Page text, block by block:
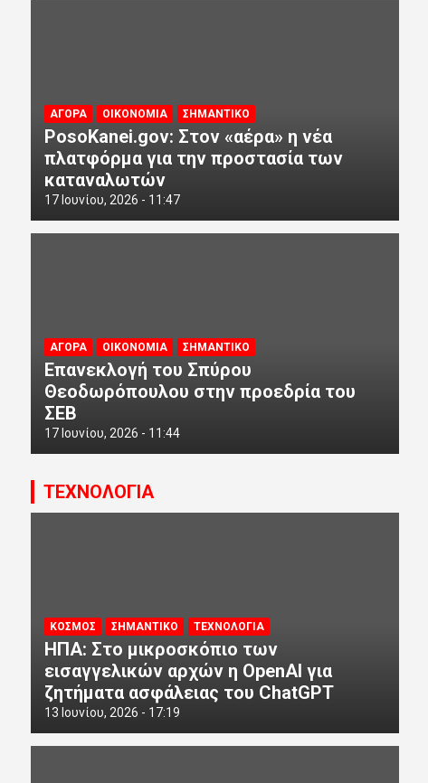
ΑΓΟΡΑ ΟΙΚΟΝΟΜΙΑ ΣΗΜΑΝΤΙΚΟ
PosoKanei.gov: Στον «αέρα» η νέα
πλατφόρμα για την προστασία των
καταναλωτών
17 Ιουνίου, 2026 - 11:47
ΑΓΟΡΑ ΟΙΚΟΝΟΜΙΑ ΣΗΜΑΝΤΙΚΟ
Επανεκλογή του Σπύρου
Θεοδωρόπουλου στην προεδρία του
ΣΕΒ
17 Ιουνίου, 2026 - 11:44
ΤΕΧΝΟΛΟΓΙΑ
ΚΟΣΜΟΣ ΣΗΜΑΝΤΙΚΟ ΤΕΧΝΟΛΟΓΙΑ
ΗΠΑ: Στο μικροσκόπιο των
εισαγγελικών αρχών η OpenAI για
ζητήματα ασφάλειας του ChatGPT
13 Ιουνίου, 2026 - 17:19